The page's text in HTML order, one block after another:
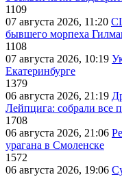
1109
07 августа 2026, 11:20
бывшего морпеха
1108
07 августа 2026, 10:19
Екатеринбурге
1379
06 августа 2026, 21:19
Лейпцига: собрали все
1708
06 августа 2026, 21:06
урагана в Смоленске
1572
06 августа 2026, 19:06